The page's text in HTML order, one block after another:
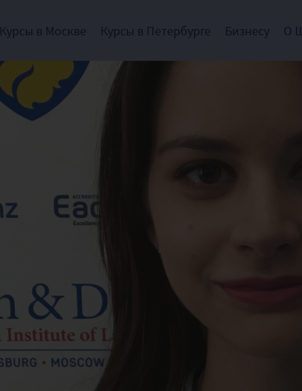
Курсы в Москве Курсы в Петербурге Бизнесу О